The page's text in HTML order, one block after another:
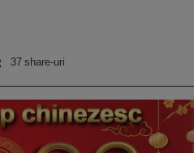
37 share-uri